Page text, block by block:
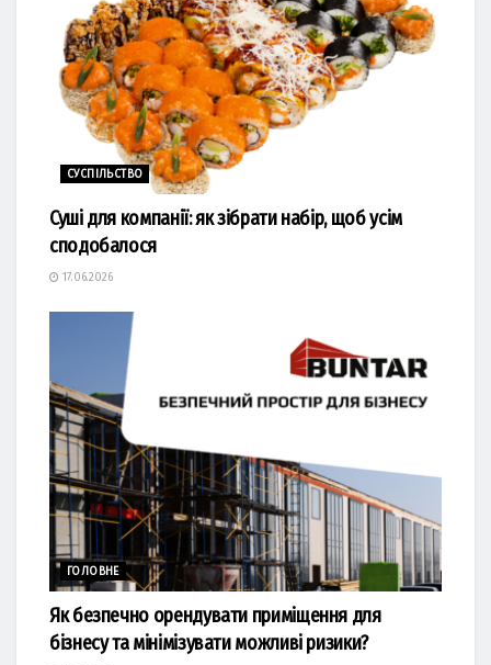
СУСПІЛЬСТВО
Суші для компанії: як зібрати набір, щоб усім
сподобалося
17.06.2026
ГОЛОВНЕ
Як безпечно орендувати приміщення для
бізнесу та мінімізувати можливі ризики?